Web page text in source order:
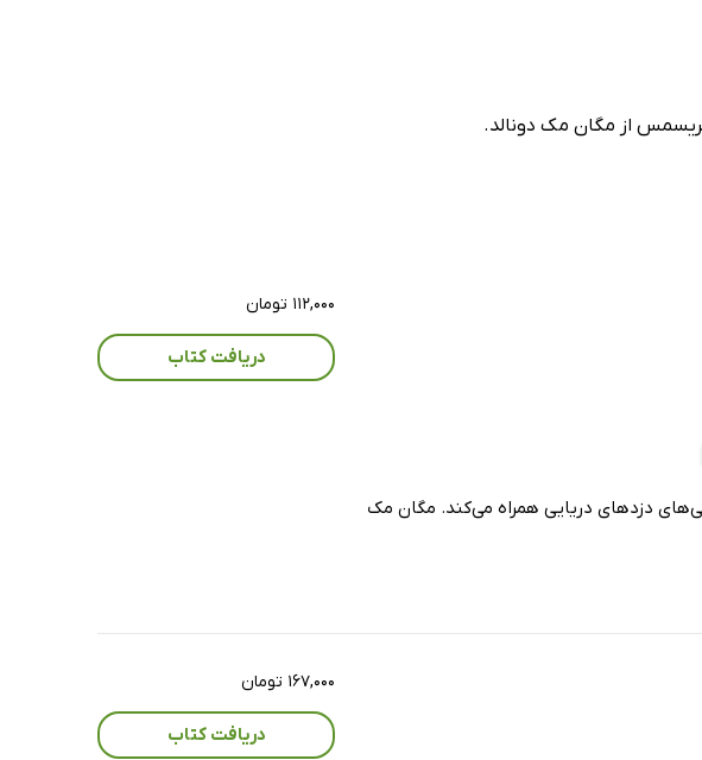
دزدهای دریایی همراه می‌کند. مگان مک
۱۱۲,۰۰۰ تومان
دریافت کتاب
۱۶۷,۰۰۰ تومان
دریافت کتاب